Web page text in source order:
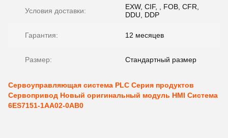
Условия доставки:
EXW, CIF, , FOB, CFR,
DDU, DDP
Гарантия: 12 месяцев
Размер: Стандартный размер
Сервоуправляющая система PLC Серия продуктов
Сервопривод Новый оригинальный модуль HMI Система
6ES7151-1AA02-0AB0